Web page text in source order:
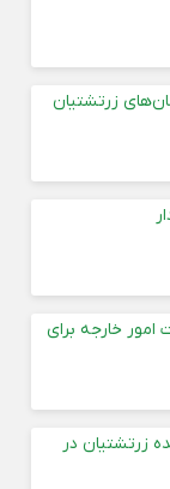
زرتشتیان
امور خارجه برای
زرتشتیان در